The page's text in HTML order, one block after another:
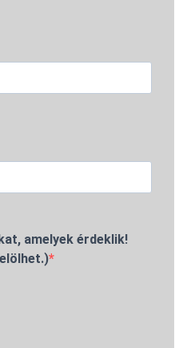
amelyek érdeklik!